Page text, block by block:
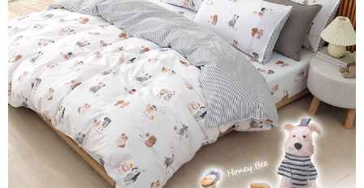
１．透過由恩沛科技股份有限公司提供之「AFTEE先享後付」服務完成之交
易，需依本服務之必要範圍內提供個人資料，並將交易相關給付款項請求債
權轉讓予恩沛科技股份有限公司。
２．關於個人資料處理事宜，請瀏覽以下網址：
https://aftee.tw/terms/#terms3
３．未成年的使用者請事先徵得法定代理人或監護人之同意方可使用
「AFTEE先享後付」，若未經同意申辦者引起之損失，本公司不負相關責
任。
４．使用「AFTEE先享後付」時，將依據個別帳號之用戶狀況，依本公司即
時審查核予不同之上限額度；若仍有額度不足之情形，本公司將視審查結果
請求用戶進行身份認證。
５．嚴禁一人註冊多個帳號或使用他人資訊註冊。若發現惡意使用之情形，
恩沛科技股份有限公司將有權停止該用戶之使用額度並採取法律行動。
每筆NT$100，滿NT$499(含以上)免運費
離島宅配
每筆NT$100，滿NT$499(含以上)免運費